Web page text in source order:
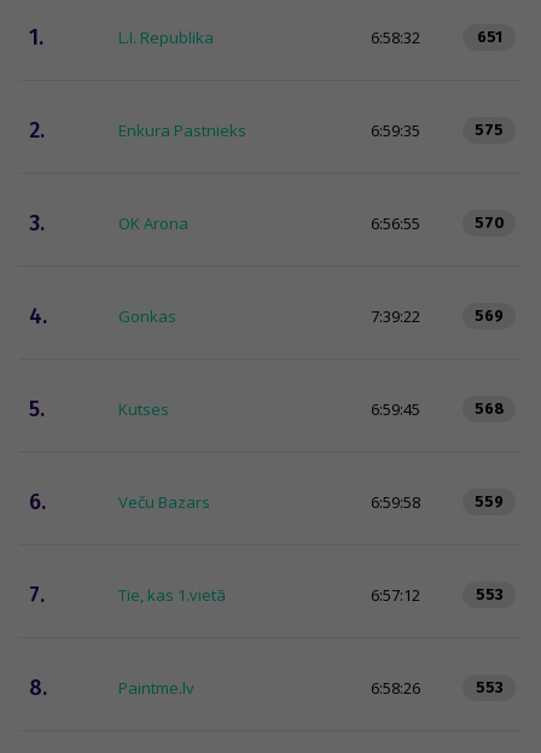
1. L.I. Republika 6:58:32 651
2. Enkura Pastnieks 6:59:35 575
3. OK Arona 6:56:55 570
4. Gonkas 7:39:22 569
5. Kutses 6:59:45 568
6. Veču Bazars 6:59:58 559
7. Tie, kas 1.vietā 6:57:12 553
8. Paintme.lv 6:58:26 553